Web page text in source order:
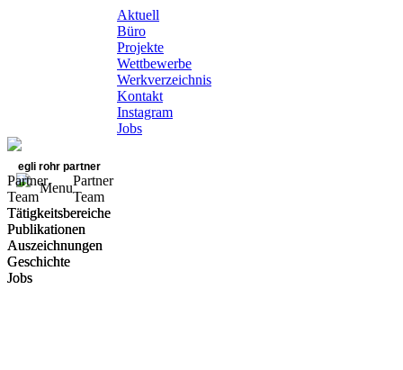
Aktuell
Büro
Projekte
Wettbewerbe
Werkverzeichnis
Kontakt
Instagram
Jobs
egli rohr partner
Menu
Partner
Team
Tätigkeitsbereiche
Publikationen
Auszeichnungen
Geschichte
Jobs
Partner
Team
Tätigkeitsbereiche
Publikationen
Auszeichnungen
Geschichte
Jobs